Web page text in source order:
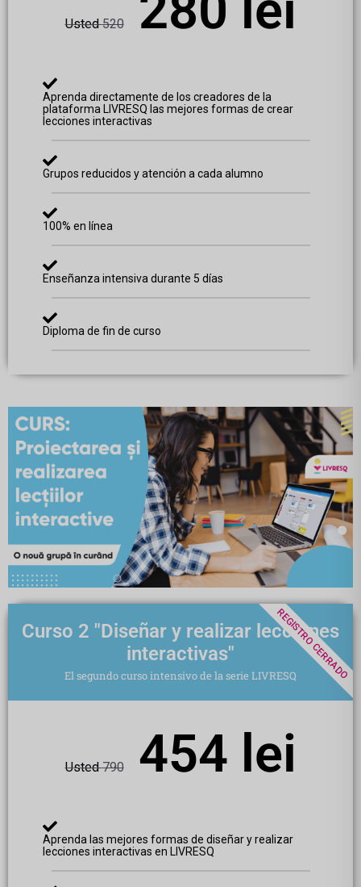
Usted520
Aprenda directamente de los creadores de la
plataforma LIVRESQ las mejores formas de crear
lecciones interactivas
Grupos reducidos y atención a cada alumno
100% en línea
Enseñanza intensiva durante 5 días
Diploma de fin de curso
Curso 2 "Diseñar y realizar lecciones
interactivas"
El segundo curso intensivo de la serie LIVRESQ
Usted790 454 lei
Aprenda las mejores formas de diseñar y realizar
lecciones interactivas en LIVRESQ
REGISTRO CERRADO